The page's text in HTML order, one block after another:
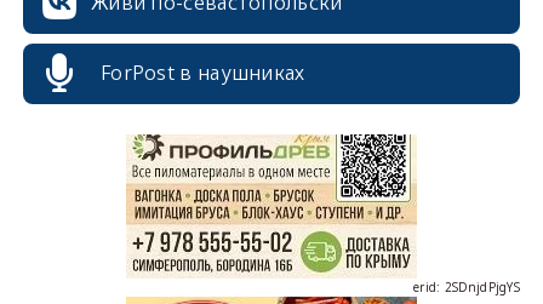
ForPost в наушниках
erid: 2SDnjcrDNw6
erid: 2SDnjdPjgYS